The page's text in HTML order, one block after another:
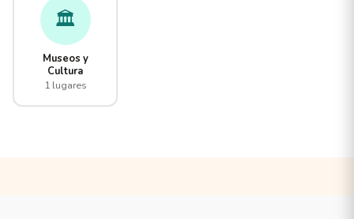
🏛️
Museos y
Cultura
1 lugares